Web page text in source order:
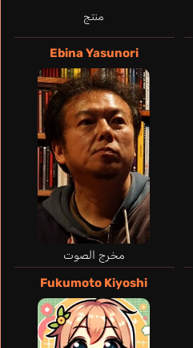
منتج
Ebina Yasunori
مخرج الصوت
Fukumoto Kiyoshi
Ebina Nana